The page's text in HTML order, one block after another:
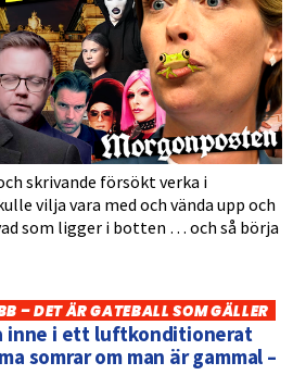
skrivande försökt verka i
vilja vara med och vända upp och
som ligger i botten … och så börja
– DET ÄR GATEBALL SOM GÄLLER
inne i ett luftkonditionerat
somrar om man är gammal –